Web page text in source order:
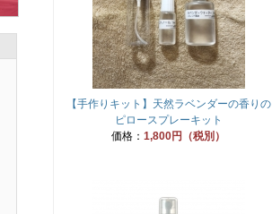
【手作りキット】天然ラベンダーの香りの
ピロースプレーキット
価格： 1,800円（税別）